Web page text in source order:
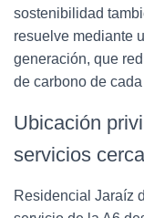
sostenibilidad
resuelve mediante
generación, que
de carbono de
Ubicación
servicios
Residencial Jaraíz